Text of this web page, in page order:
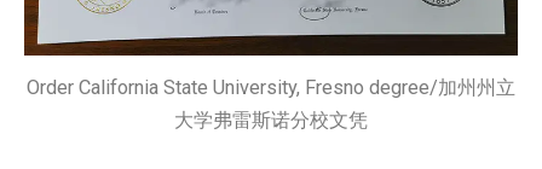
Order California State University, Fresno degree/加州州立
大学弗雷斯诺分校文凭